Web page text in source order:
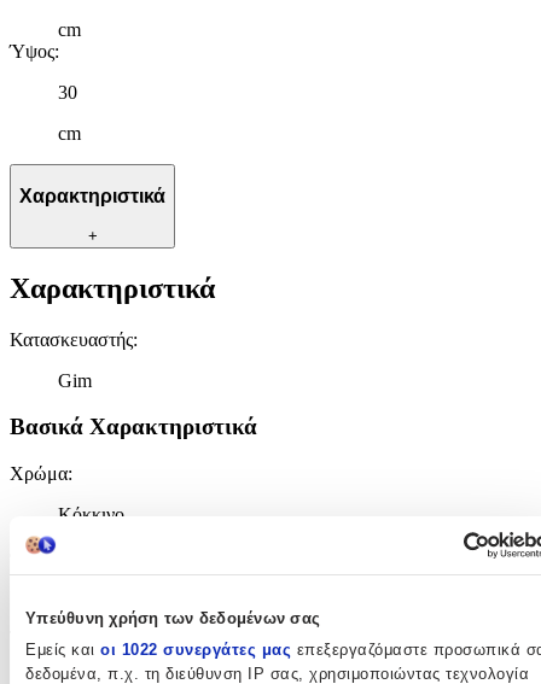
Υπεύθυνη χρήση των δεδομένων σας
Εμείς και οι 1022 συνεργάτες μας επεξεργαζόμαστε προσωπικά
δεδομένα, π.χ. τη διεύθυνση IP σας, χρησιμοποιώντας τεχνολογία
cm
Ύψος:
30
cm
Χαρακτηριστικά
+
Χαρακτηριστικά
Κατασκευαστής:
Gim
Βασικά Χαρακτηριστικά
Χρώμα:
Κόκκινο
Φύλο:
Τρόλεϊ